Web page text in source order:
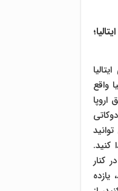
اداری ایتالیا
واقع
کنید.
کنار
یازده